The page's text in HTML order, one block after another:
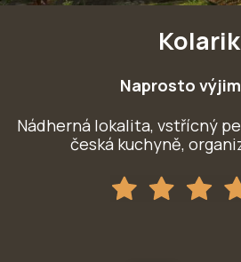
Kolarik
Naprosto
Nádherná lokalita, vstřícný
česká kuchyně,